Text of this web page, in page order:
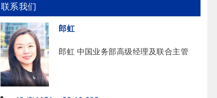
联系我们
郎虹
郎虹 中国业务部高级经理及联合主管